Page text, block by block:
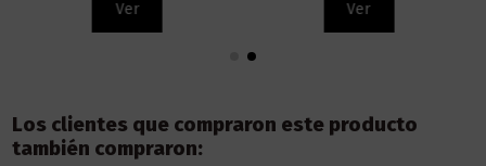
Ver Ver
Los clientes que compraron este producto
también compraron: